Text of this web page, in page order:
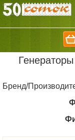
Бренд/